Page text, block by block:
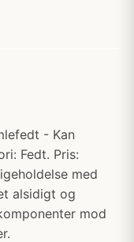
- Kan
Fedt. Pris:
med
alsidigt og
mod